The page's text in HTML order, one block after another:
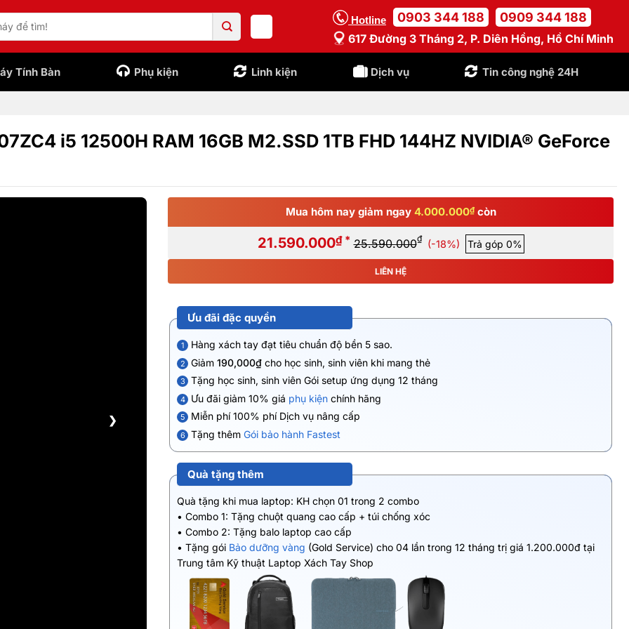
Hotline 0903 344 188 0909 344 188
617 Đường 3 Tháng 2, P. Diên Hồng, Hồ Chí Minh
Tính Bàn Phụ kiện Linh kiện Dịch vụ Tin công nghệ 24H
i5 12500H RAM 16GB M2.SSD 1TB FHD 144HZ NVIDIA® GeForce
❯
Mua hôm nay giảm ngay 4.000.000₫ còn
21.590.000₫ * 25.590.000₫ (-18%) Trả góp 0%
LIÊN HỆ
Ưu đãi đặc quyền
1 Hàng xách tay đạt tiêu chuẩn độ bền 5 sao.
2 Giảm 190,000₫ cho học sinh, sinh viên khi mang thẻ
3 Tặng học sinh, sinh viên Gói setup ứng dụng 12 tháng
4 Ưu đãi giảm 10% giá phụ kiện chính hãng
5 Miễn phí 100% phí Dịch vụ nâng cấp
6 Tặng thêm Gói bảo hành Fastest
Quà tặng thêm
Quà tặng khi mua laptop: KH chọn 01 trong 2 combo
• Combo 1: Tặng chuột quang cao cấp + túi chống xóc
• Combo 2: Tặng balo laptop cao cấp
• Tặng gói Bảo dưỡng vàng (Gold Service) cho 04 lần trong 12 tháng trị giá 1.200.000đ tại
Trung tâm Kỹ thuật Laptop Xách Tay Shop